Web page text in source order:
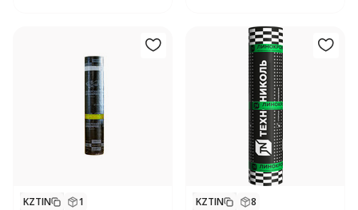
KZTIN 1 KZTIN 8